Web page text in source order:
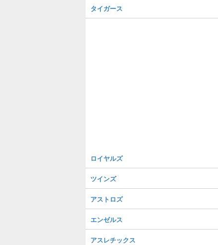
タイガース
ロイヤルズ
ツインズ
アストロズ
エンゼルス
アスレチックス